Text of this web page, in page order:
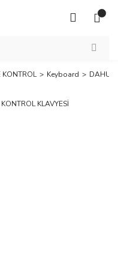
KONTROL Keyboard DAHUA